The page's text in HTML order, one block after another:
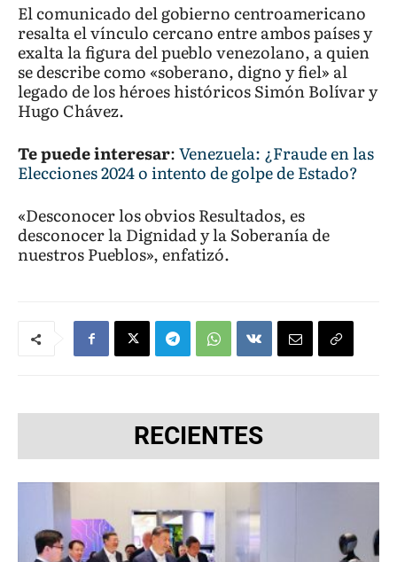
El comunicado del gobierno centroamericano
resalta el vínculo cercano entre ambos países y
exalta la figura del pueblo venezolano, a quien
se describe como «soberano, digno y fiel» al
legado de los héroes históricos Simón Bolívar y
Hugo Chávez.
Te puede interesar:Venezuela: ¿Fraude en las
Elecciones 2024 o intento de golpe de Estado?
«Desconocer los obvios Resultados, es
desconocer la Dignidad y la Soberanía de
nuestros Pueblos», enfatizó.
RECIENTES